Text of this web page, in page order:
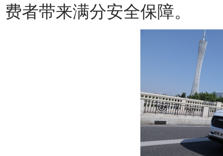
费者带来满分安全保障。